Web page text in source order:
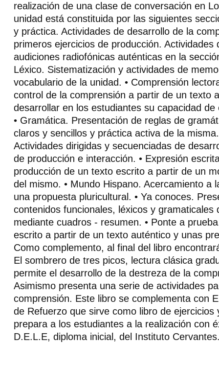
realización de una clase de conversación en
unidad está constituida por las siguientes
y práctica. Actividades de desarrollo de la
primeros ejercicios de producción. Actividades
audiciones radiofónicas auténticas en la
Léxico. Sistematización y actividades de
vocabulario de la unidad. • Comprensión
control de la comprensión a partir de un texto
desarrollar en los estudiantes su capacidad
• Gramática. Presentación de reglas de
claros y sencillos y práctica activa de la
Actividades dirigidas y secuenciadas de
de producción e interacción. • Expresión
producción de un texto escrito a partir de un
del mismo. • Mundo Hispano. Acercamiento a
una propuesta pluricultural. • Ya conoces.
contenidos funcionales, léxicos y gramaticales
mediante cuadros - resumen. • Ponte a
escrito a partir de un texto auténtico y unas
Como complemento, al final del libro
El sombrero de tres picos, lectura clásica
permite el desarrollo de la destreza de la
Asimismo presenta una serie de actividades
comprensión. Este libro se complementa con
de Refuerzo que sirve como libro de ejercicios
prepara a los estudiantes a la realización con
D.E.L.E, diploma inicial, del Instituto